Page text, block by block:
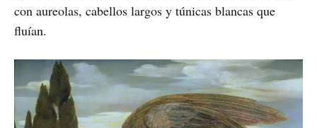
con aureolas, cabellos largos y túnicas blancas que
fluían.